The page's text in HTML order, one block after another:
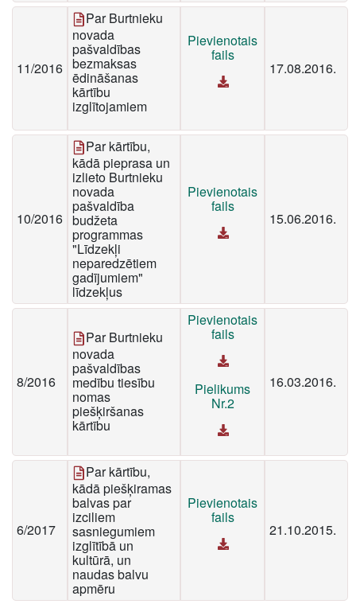
11/2016
Par Burtnieku
novada
pašvaldības
bezmaksas
ēdināšanas
kārtību
izglītojamiem
Pievienotais
fails
17.08.2016.
10/2016
Par kārtību,
kādā pieprasa un
izlieto Burtnieku
novada
pašvaldība
budžeta
programmas
"Līdzekļi
neparedzētiem
gadījumiem"
līdzekļus
Pievienotais
fails
15.06.2016.
8/2016
Par Burtnieku
novada
pašvaldības
medību tiesību
nomas
piešķiršanas
kārtību
Pievienotais
fails
Pielikums
Nr.2
16.03.2016.
6/2017
Par kārtību,
kādā piešķiramas
balvas par
izciliem
sasniegumiem
izglītībā un
kultūrā, un
naudas balvu
apmēru
Pievienotais
fails
21.10.2015.